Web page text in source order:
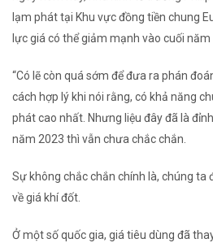
lạm phát tại Khu vực đồng tiền chung
lực giá có thể giảm mạnh vào cuối năm
“Có lẽ còn quá sớm để đưa ra phán
cách hợp lý khi nói rằng, có khả năng
phát cao nhất. Nhưng liệu đây đã là
năm 2023 thì vẫn chưa chắc chắn.
Sự không chắc chắn chính là, chúng ta
về giá khí đốt.
Ở một số quốc gia, giá tiêu dùng đã